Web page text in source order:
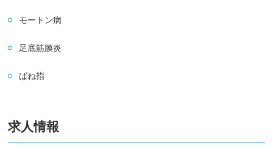
モートン病
足底筋膜炎
ばね指
求人情報